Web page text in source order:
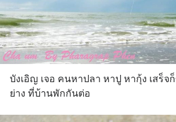
บังเอิญ เจอ คนหาปลา หาปู หากุ้ง เสร็จ
ย่าง ที่บ้านพักกันต่อ